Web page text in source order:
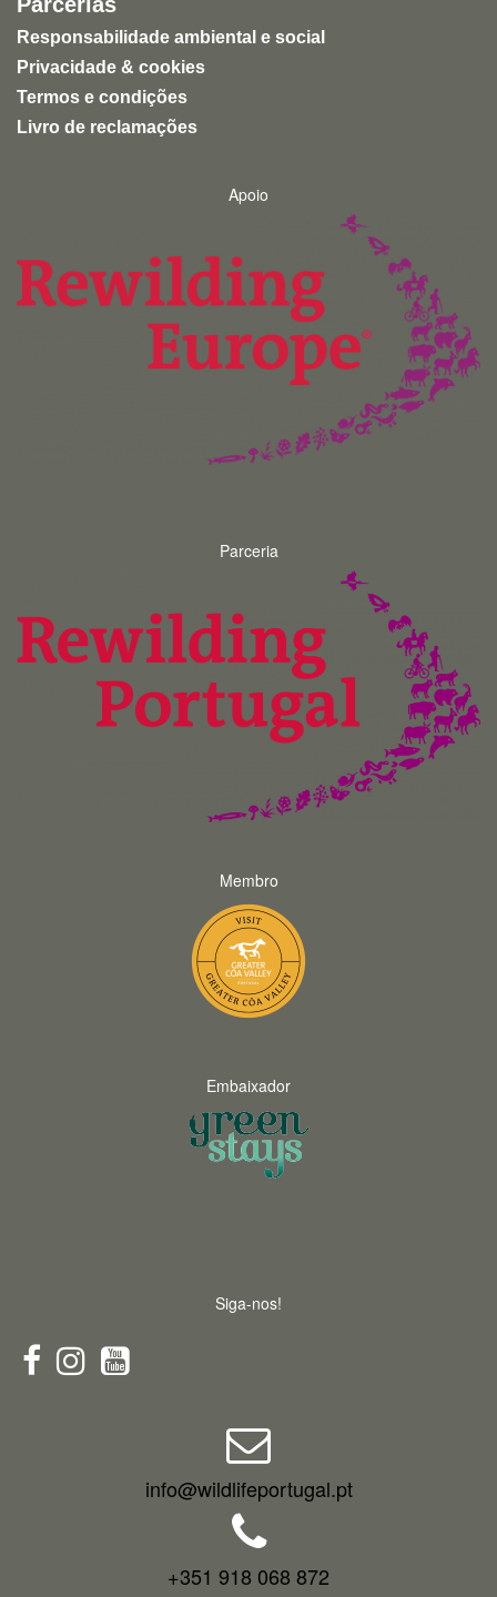
Responsabilidade ambiental e social
Privacidade & cookies
Termos e condições
Livro de reclamações
Apoio
Parceria
Membro
Embaixador
Siga-nos!
info@wildlifeportugal.pt
+351 918 068 872